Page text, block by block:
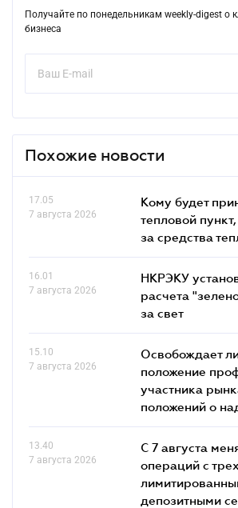
Получайте по понедельникам weekly-digest о
бизнеса
Похожие новости
17.05
7 августа 2026
Кому будет
тепловой
за средства
16.01
7 августа 2026
НКРЭКУ
расчета
за свет
15.10
7 августа 2026
Освобождает
положение
участника
положений о
13.40
7 августа 2026
С 7 августа
операций с
депозитными